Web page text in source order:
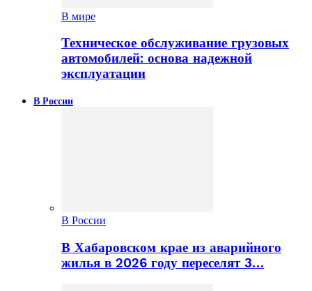
В мире
Техническое обслуживание грузовых
автомобилей: основа надежной
эксплуатации
В России
В России
В Хабаровском крае из аварийного
жилья в 2026 году переселят 3…